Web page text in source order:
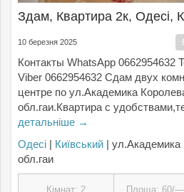
Здам, Квартира 2к, Одесі,
10 березня 2025
Контакты WhatsApp 0662954632
Viber 0662954632 Сдам двух
центре по ул.Академика
обл.гаи.Квартира с
детальніше →
Одесі | Київський | ул.Академика
обл.гаи
Кімнат: 2 Площа: 60/